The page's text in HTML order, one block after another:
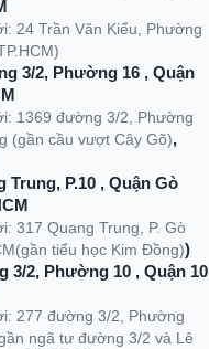
24 Trần Văn Kiểu, Phường
3/2, Phường 16 , Quận
1369 đường 3/2, Phường
(gần cầu vượt Cây Gõ),
Trung, P.10 , Quận Gò
317 Quang Trung, P. Gò
tiểu học Kim Đồng))
3/2, Phường 10 , Quận 10
277 đường 3/2, Phường
ngã tư đường 3/2 và Lê